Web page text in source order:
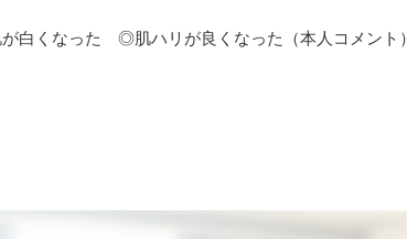
くなった ◎肌ハリが良くなった（本人コメント）